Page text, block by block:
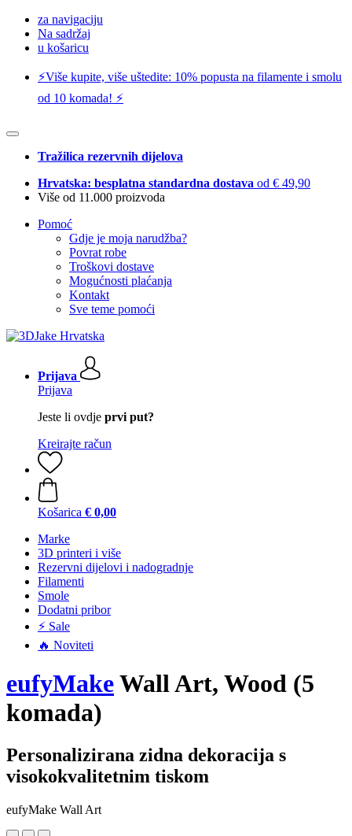
za navigaciju
Na sadržaj
u košaricu
⚡️Više kupite, više uštedite: 10% popusta na filamente i smolu
od 10 komada! ⚡️
Tražilica rezervnih dijelova
Hrvatska: besplatna standardna dostava od € 49,90
Više od 11.000 proizvoda
Pomoć
Gdje je moja narudžba?
Povrat robe
Troškovi dostave
Mogućnosti plaćanja
Kontakt
Sve teme pomoći
Prijava
Prijava
Jeste li ovdje prvi put?
Kreirajte račun
Košarica € 0,00
Marke
3D printeri i više
Rezervni dijelovi i nadogradnje
Filamenti
Smole
Dodatni pribor
⚡ Sale
🔥 Noviteti
eufyMakeWall Art, Wood (5
komada)
Personalizirana zidna dekoracija s
visokokvalitetnim tiskom
eufyMake Wall Art